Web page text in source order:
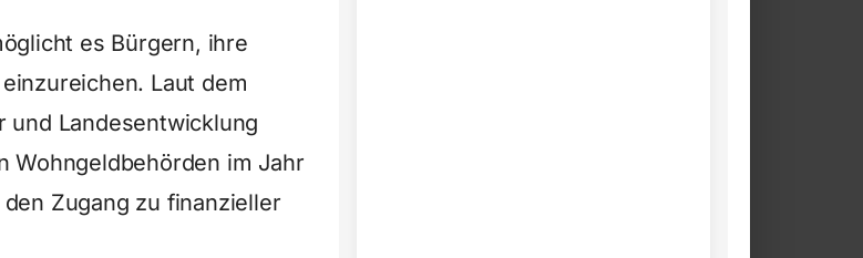
es Bürgern, ihre
Laut dem
und Landesentwicklung
Wohngeldbehörden im Jahr
Zugang zu finanzieller